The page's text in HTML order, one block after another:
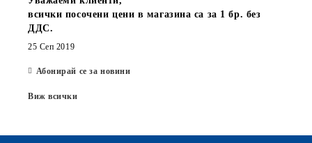
всички посочени цени в магазина са за 1 бр. без
ДДС.
25 Сеп 2019
Абонирай се за новини
Виж всички